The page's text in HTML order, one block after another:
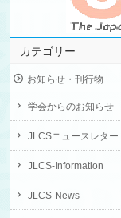
カテゴリー
お知らせ・刊行物
学会からのお知らせ
JLCSニュースレター
JLCS-Information
JLCS-News